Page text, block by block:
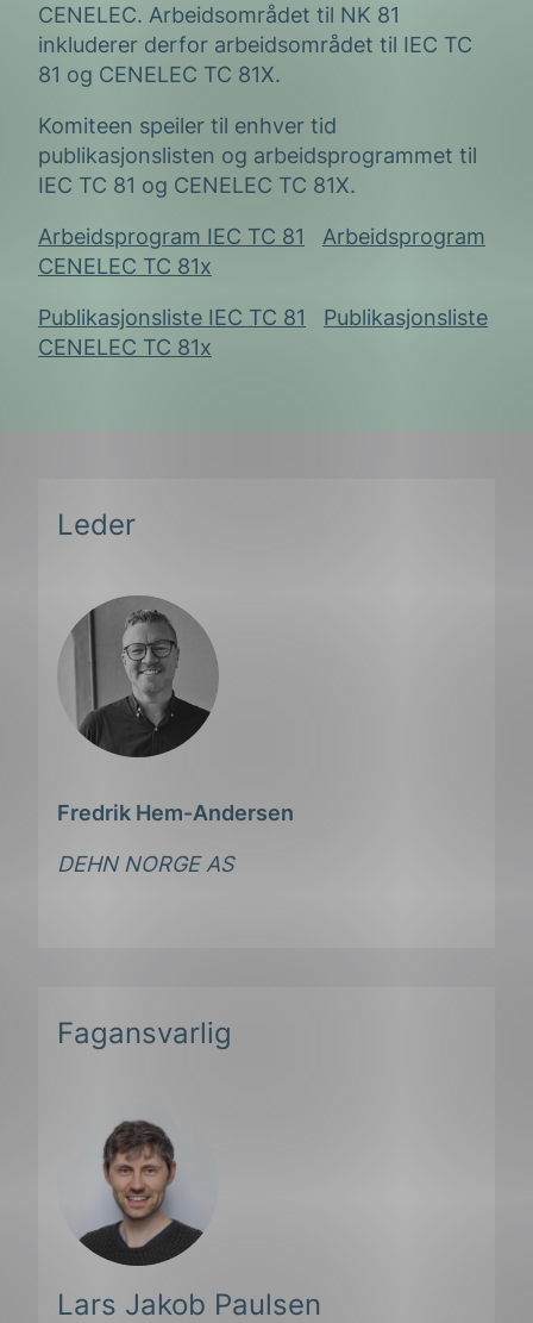
CENELEC. Arbeidsområdet til NK 81
inkluderer derfor arbeidsområdet til IEC TC
81 og CENELEC TC 81X.
Komiteen speiler til enhver tid
publikasjonslisten og arbeidsprogrammet til
IEC TC 81 og CENELEC TC 81X.
Arbeidsprogram IEC TC 81
Arbeidsprogram
CENELEC TC 81x
Publikasjonsliste IEC TC 81
Publikasjonsliste
CENELEC TC 81x
Leder
Fredrik Hem-Andersen
DEHN NORGE AS
Fagansvarlig
Lars Jakob Paulsen